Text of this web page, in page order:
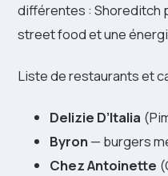
différentes : Shoreditch
street food et une
Liste de restaurants et
Delizie D’Italia
Byron — burgers
Chez Antoinette